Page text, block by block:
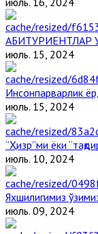
АБИТУРИЕНТЛАР
июль. 15, 2024
Инсонпарварлик
июль. 15, 2024
“Ҳизр”ми ёки
июль. 10, 2024
Яхшилигимиз
июль. 09, 2024